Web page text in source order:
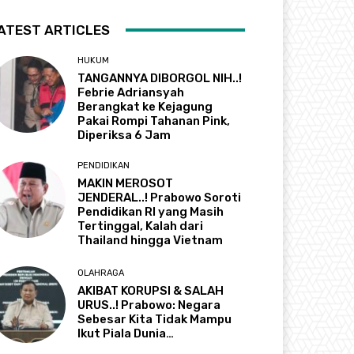
ARTICLES
HUKUM
TANGANNYA DIBORGOL NIH..!
Febrie Adriansyah
Berangkat ke Kejagung
Pakai Rompi Tahanan Pink,
Diperiksa 6 Jam
PENDIDIKAN
MAKIN MEROSOT
JENDERAL..! Prabowo Soroti
Pendidikan RI yang Masih
Tertinggal, Kalah dari
Thailand hingga Vietnam
OLAHRAGA
AKIBAT KORUPSI & SALAH
URUS..! Prabowo: Negara
Sebesar Kita Tidak Mampu
Ikut Piala Dunia…